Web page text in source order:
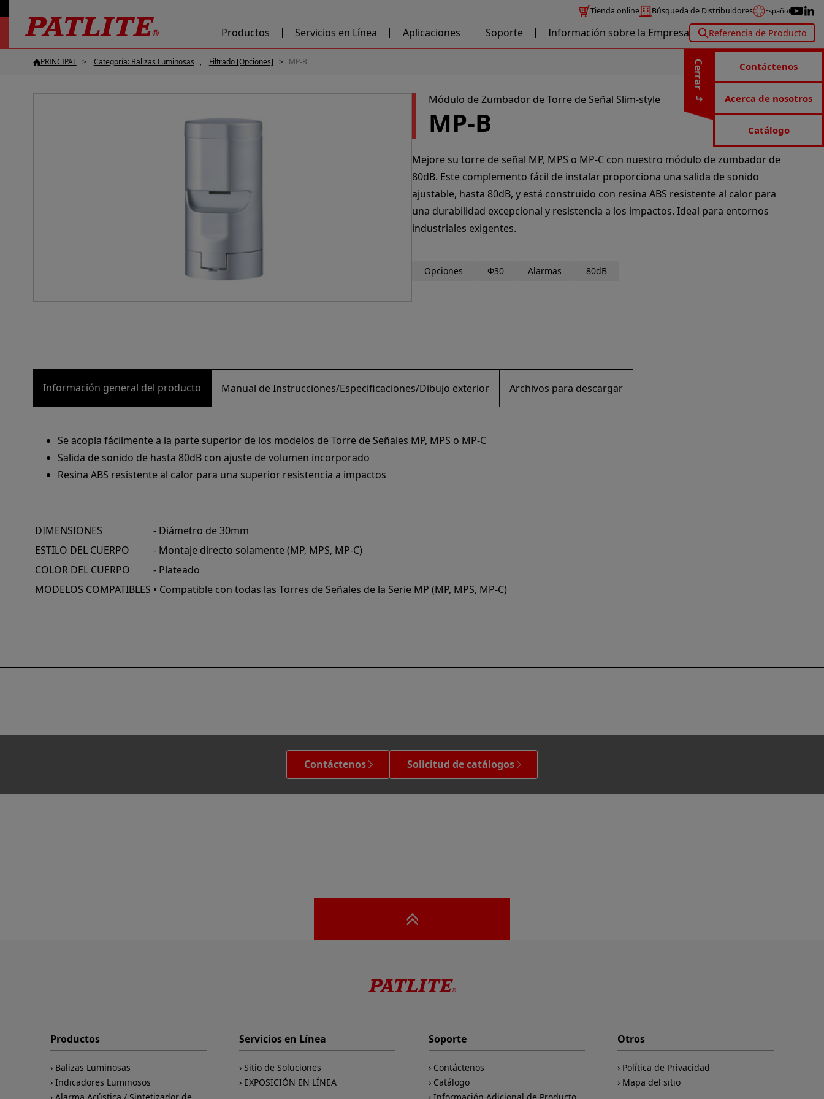
Tienda online Búsqueda de Distribuidores Español
Productos Servicios en Línea Aplicaciones Soporte Información sobre la Empresa Referencia de Producto
Cerrar Contáctenos
Acerca de nosotros
Catálogo
PRINCIPAL Categoría: Balizas Luminosas Filtrado [Opciones] MP-B
Módulo de Zumbador de Torre de Señal Slim-style
MP-B
Mejore su torre de señal MP, MPS o MP-C con nuestro módulo de zumbador de
80dB. Este complemento fácil de instalar proporciona una salida de sonido
ajustable, hasta 80dB, y está construido con resina ABS resistente al calor para
una durabilidad excepcional y resistencia a los impactos. Ideal para entornos
industriales exigentes.
Opciones Φ30 Alarmas 80dB
Información general del producto Manual de Instrucciones/Especificaciones/Dibujo exterior Archivos para descargar
Se acopla fácilmente a la parte superior de los modelos de Torre de Señales MP, MPS o MP-C
Salida de sonido de hasta 80dB con ajuste de volumen incorporado
Resina ABS resistente al calor para una superior resistencia a impactos
DIMENSIONES
- Diámetro de 30mm
ESTILO DEL CUERPO
- Montaje directo solamente (MP, MPS, MP-C)
COLOR DEL CUERPO
- Plateado
MODELOS COMPATIBLES • Compatible con todas las Torres de Señales de la Serie MP (MP, MPS, MP-C)
Contáctenos Solicitud de catálogos
Productos
Balizas Luminosas
Indicadores Luminosos
Servicios en Línea
Sitio de Soluciones
EXPOSICIÓN EN LÍNEA
Soporte
Contáctenos
Catálogo
Otros
Política de Privacidad
Mapa del sitio